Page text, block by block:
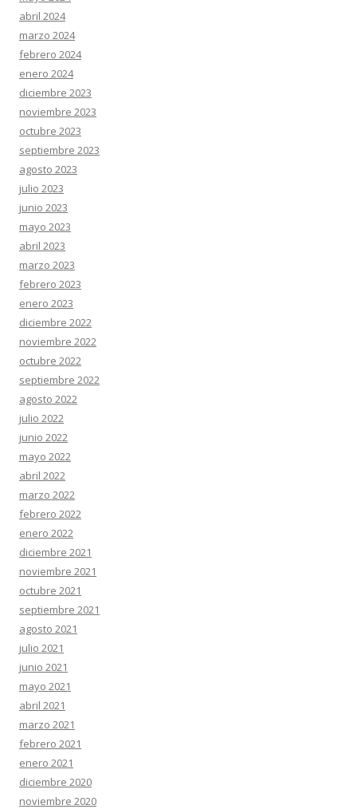
abril 2024
marzo 2024
febrero 2024
enero 2024
diciembre 2023
noviembre 2023
octubre 2023
septiembre 2023
agosto 2023
julio 2023
junio 2023
mayo 2023
abril 2023
marzo 2023
febrero 2023
enero 2023
diciembre 2022
noviembre 2022
octubre 2022
septiembre 2022
agosto 2022
julio 2022
junio 2022
mayo 2022
abril 2022
marzo 2022
febrero 2022
enero 2022
diciembre 2021
noviembre 2021
octubre 2021
septiembre 2021
agosto 2021
julio 2021
junio 2021
mayo 2021
abril 2021
marzo 2021
febrero 2021
enero 2021
diciembre 2020
noviembre 2020